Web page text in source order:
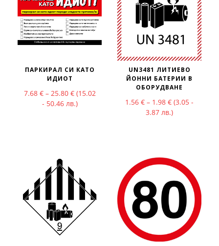
ПАРКИРАЛ СИ КАТО
ИДИОТ
7.68 € – 25.80 €Price range: 7.68 € through 25.80 €
(15.02
- 50.46 лв.)
UN3481 ЛИТИЕВО
ЙОННИ БАТЕРИИ В
ОБОРУДВАНЕ
1.56 € – 1.98 €Price range:
(3.05 -
3.87 лв.)